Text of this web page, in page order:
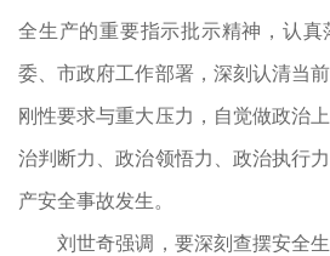
全生产的重要指示批示精神，认
委、市政府工作部署，深刻认清当
刚性要求与重大压力，自觉做政治
治判断力、政治领悟力、政治执行
产安全事故发生。
刘世奇强调，要深刻查摆安全生